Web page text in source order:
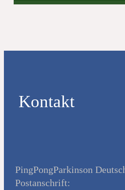
Kontakt
PingPongParkinson
Postanschrift: